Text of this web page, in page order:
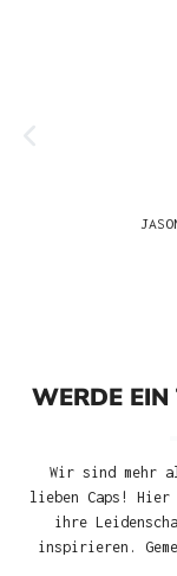
WERDE EIN
Wir sind mehr
lieben Caps! Hier
ihre
inspirieren.